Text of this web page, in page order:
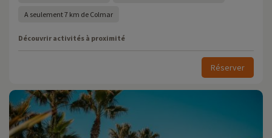
A seulement 7 km de Colmar
Découvrir activités à proximité
Réserver